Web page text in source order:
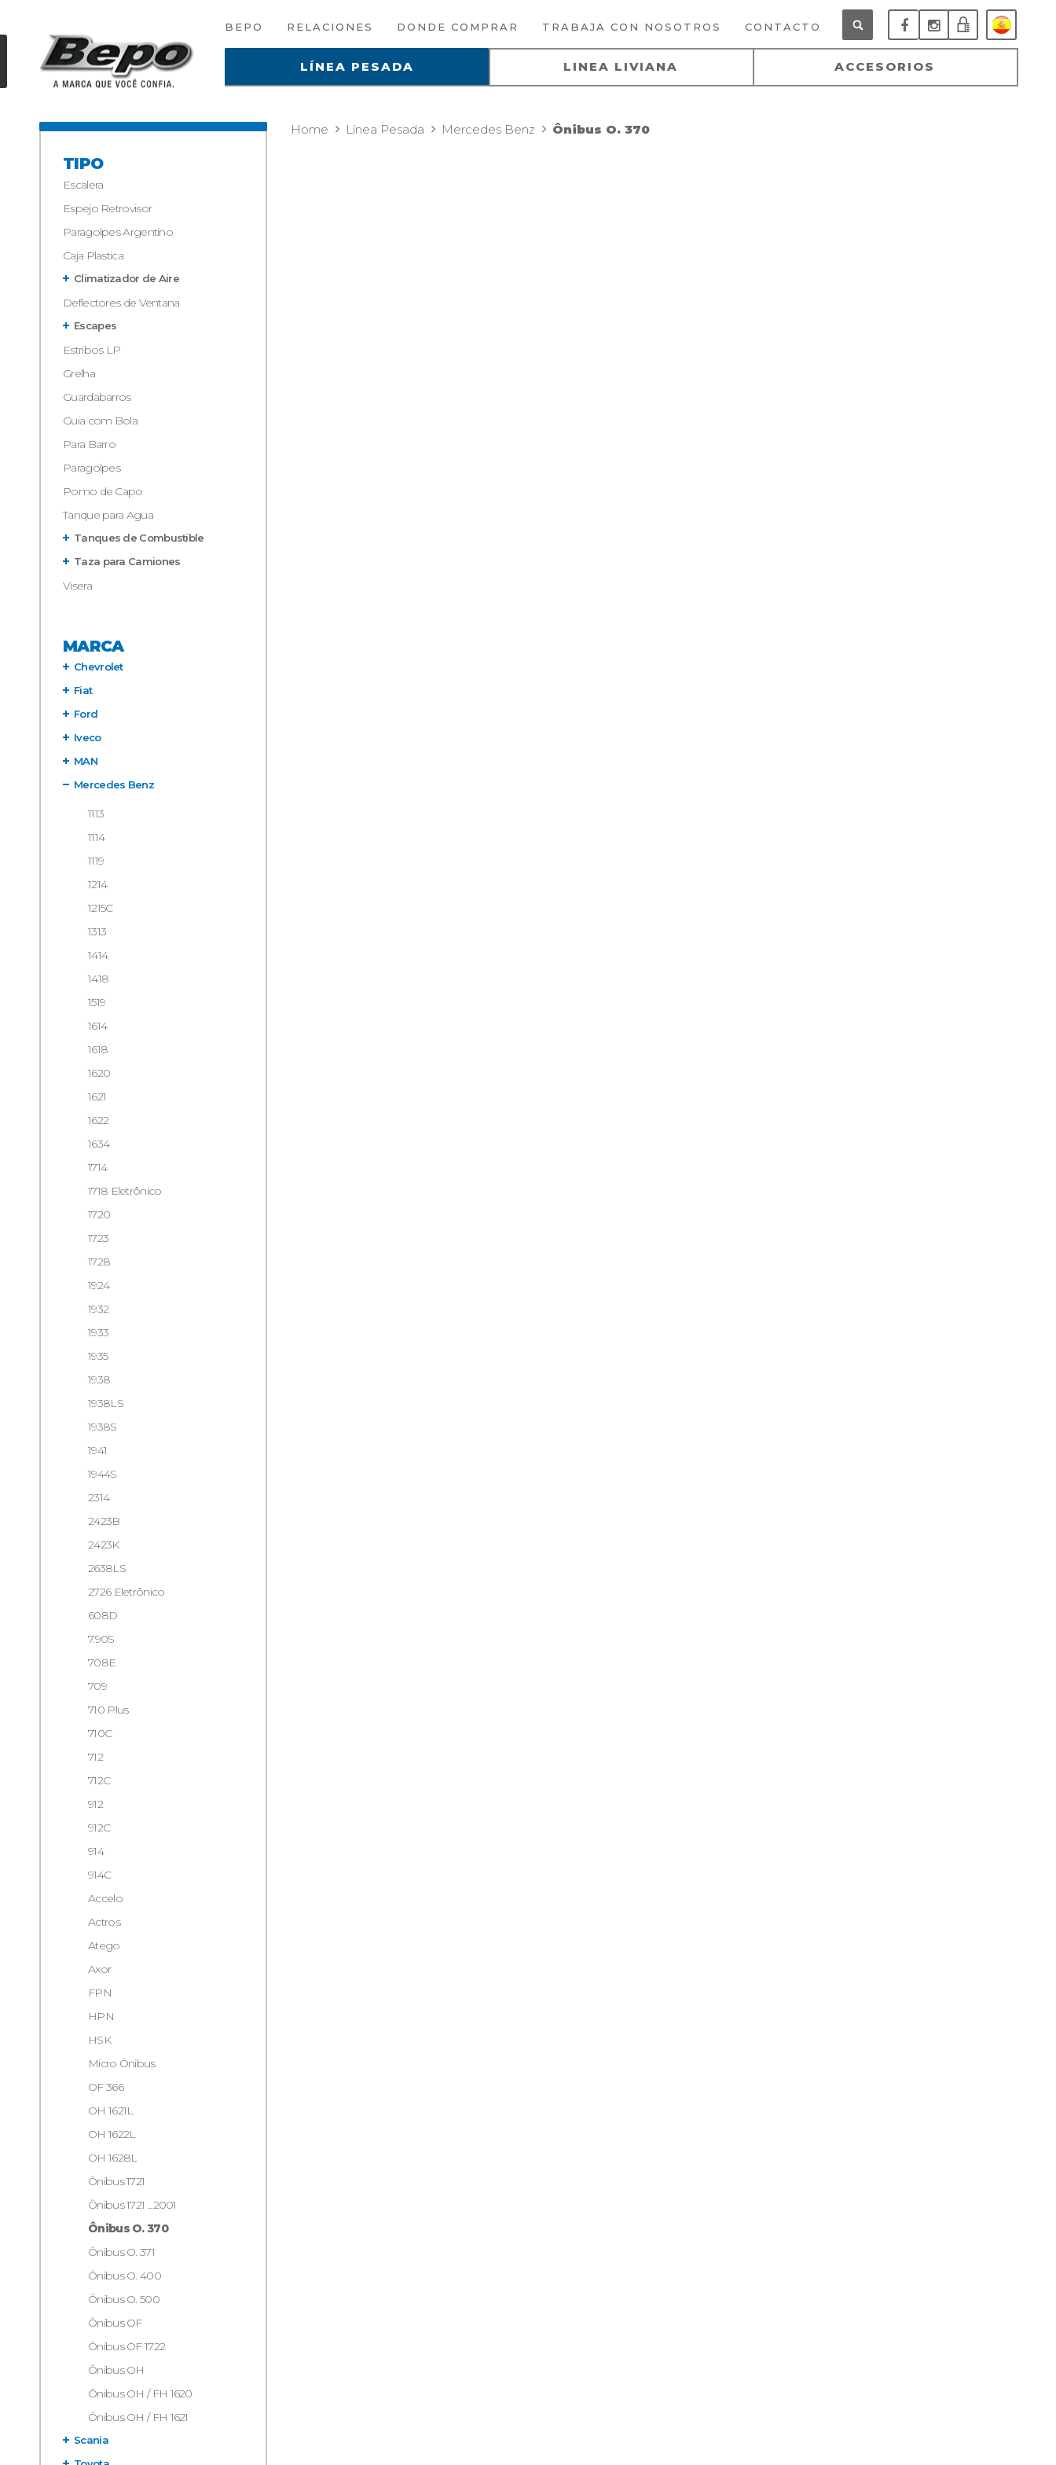
BEPO RELACIONES DONDE COMPRAR TRABAJA CON NOSOTROS CONTACTO
DE
LÍNEA PESADA LINEA LIVIANA ACCESORIOS
TIPO
Escalera
Espejo Retrovisor
Paragolpes Argentino
Caja Plastica
Climatizador de Aire
Deflectores de Ventana
Escapes
Estribos LP
Grelha
Guardabarros
Guia com Bola
Para Barro
Paragolpes
Pomo de Capo
Tanque para Agua
Tanques de Combustible
Taza para Camiones
Visera
MARCA
Chevrolet
Fiat
Ford
Iveco
MAN
Mercedes Benz
1113
1114
1119
1214
1215C
1313
1414
1418
1519
1614
1618
1620
1621
1622
1634
1714
1718 Eletrônico
1720
1723
1728
1924
1932
1933
1935
1938
1938LS
1938S
1941
1944S
2314
2423B
2423K
2638LS
2726 Eletrônico
608D
7.90S
708E
709
710 Plus
710C
712
712C
912
912C
914
914C
Accelo
Actros
Atego
Axor
FPN
HPN
HSK
Micro Ônibus
OF 366
OH 1621L
OH 1622L
OH 1628L
Ônibus 1721
Ônibus 1721 ...2001
Ônibus O. 370
Ônibus O. 371
Ônibus O. 400
Ônibus O. 500
Ônibus OF
Ônibus OF 1722
Ônibus OH
Ônibus OH / FH 1620
Ônibus OH / FH 1621
Scania
Home Línea Pesada Mercedes Benz Ônibus O. 370